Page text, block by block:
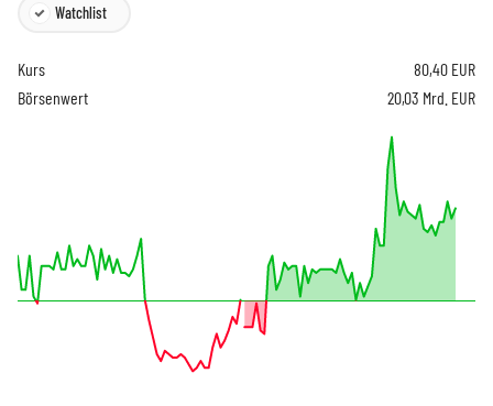
Watchlist
Kurs 80,40 EUR
Börsenwert
20,03 Mrd. EUR